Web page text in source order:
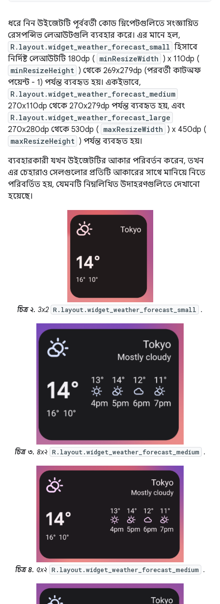
ধরে নিন উইজেটটি পূর্ববর্তী কোড স্নিপেটগুলিতে সংজ্ঞায়িত
রেসপন্সিভ লেআউটগুলি ব্যবহার করে। এর মানে হল,
R.layout.widget_weather_forecast_small হিসাবে
নির্দিষ্ট লেআউটটি 180dp ( minResizeWidth ) x 110dp (
minResizeHeight ) থেকে 269x279dp (পরবর্তী কাটঅফ
পয়েন্ট - 1) পর্যন্ত ব্যবহৃত হয়। একইভাবে,
R.layout.widget_weather_forecast_medium
270x110dp থেকে 270x279dp পর্যন্ত ব্যবহৃত হয়, এবং
R.layout.widget_weather_forecast_large
270x280dp থেকে 530dp ( maxResizeWidth ) x 450dp (
maxResizeHeight ) পর্যন্ত ব্যবহৃত হয়।
ব্যবহারকারী যখন উইজেটটির আকার পরিবর্তন করেন, তখন
এর চেহারাও সেলগুলোর প্রতিটি আকারের সাথে মানিয়ে নিতে
পরিবর্তিত হয়, যেমনটি নিম্নলিখিত উদাহরণগুলিতে দেখানো
হয়েছে।
চিত্র ২. 3x2 R.layout.widget_weather_forecast_small .
চিত্র ৩. ৪x২ R.layout.widget_weather_forecast_medium .
চিত্র ৪. ৫x২ R.layout.widget_weather_forecast_medium .